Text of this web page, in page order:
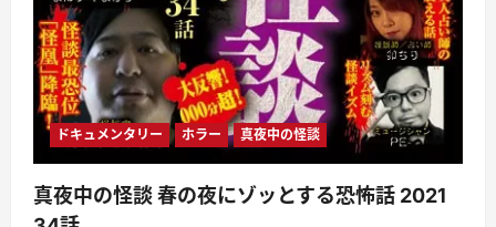
ドキュメンタリー ホラー 真夜中の怪談
真夜中の怪談 春の夜にゾッとする恐怖話 2021